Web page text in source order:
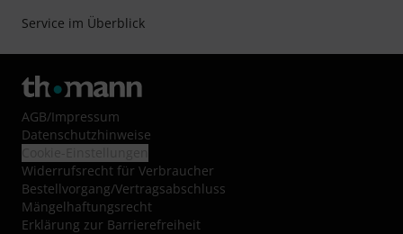
Service im Überblick
AGB/Impressum
Datenschutzhinweise
Widerrufsrecht für Verbraucher
Bestellvorgang/Vertragsabschluss
Mängelhaftungsrecht
Erklärung zur Barrierefreiheit